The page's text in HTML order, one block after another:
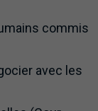
commis
avec les